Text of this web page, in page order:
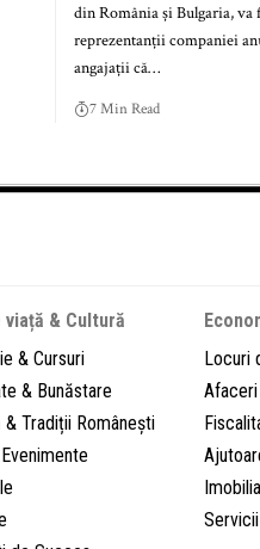
din România și Bulgaria, va
reprezentanții companiei
angajații că…
7 Min Read
viață & Cultură
& Cursuri
& Bunăstare
& Tradiții Românești
Locuri